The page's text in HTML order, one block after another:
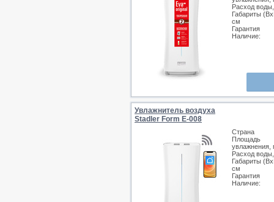
Расход
Габариты
см
Гарантия
Наличие:
Увлажнитель воздуха
Stadler Form E-008
Страна
Площадь
увлажнения,
Расход
Габариты
см
Гарантия
Наличие: